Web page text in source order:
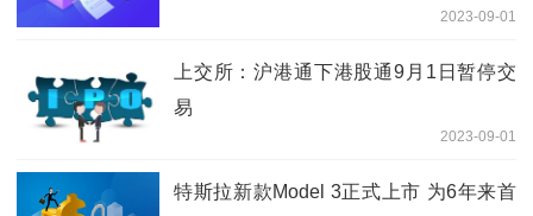
2023-09-01
上交所：沪港通下港股通9月1日暂停交
易
2023-09-01
特斯拉新款Model 3正式上市 为6年来首